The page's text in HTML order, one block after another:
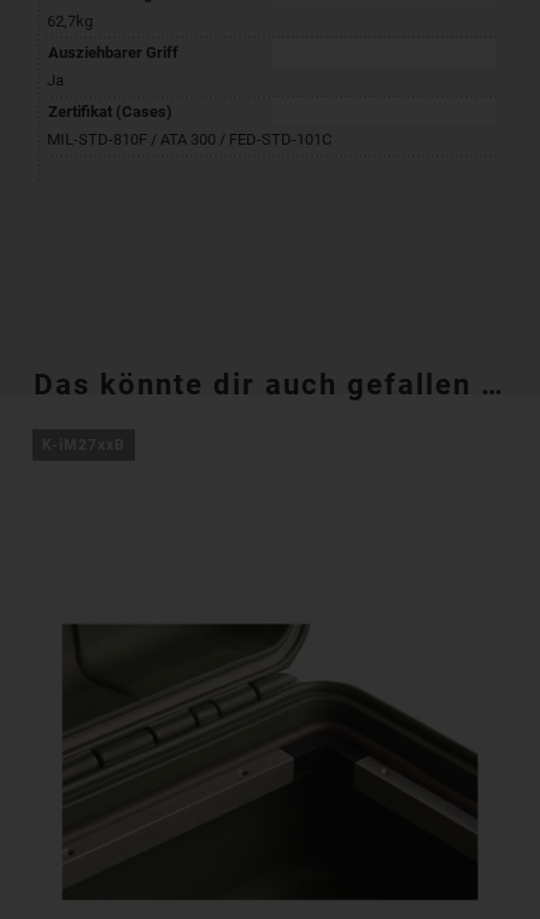
62,7kg
Ausziehbarer Griff
Ja
Zertifikat (Cases)
MIL-STD-810F / ATA 300 / FED-STD-101C
Das könnte dir auch gefallen …